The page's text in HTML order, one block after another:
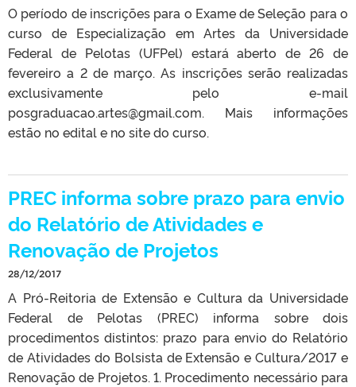
O período de inscrições para o Exame de Seleção para o
curso de Especialização em Artes da Universidade
Federal de Pelotas (UFPel) estará aberto de 26 de
fevereiro a 2 de março. As inscrições serão realizadas
exclusivamente pelo e-mail
posgraduacao.artes@gmail.com. Mais informações
estão no edital e no site do curso.
PREC informa sobre prazo para envio
do Relatório de Atividades e
Renovação de Projetos
28/12/2017
A Pró-Reitoria de Extensão e Cultura da Universidade
Federal de Pelotas (PREC) informa sobre dois
procedimentos distintos: prazo para envio do Relatório
de Atividades do Bolsista de Extensão e Cultura/2017 e
Renovação de Projetos. 1. Procedimento necessário para